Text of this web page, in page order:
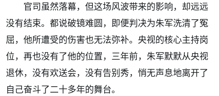
官司虽然落幕，但这场风波带来的影响，却远远
没有结束。都说破镜难圆，即便判决为朱军洗清了冤
屈，他所遭受的伤害也无法弥补。央视的核心主持岗
位，再也没有了他的位置，三年前，朱军默默从央视
退休，没有欢送会，没有告别秀，悄无声息地离开了
自己奋斗了二十多年的舞台。